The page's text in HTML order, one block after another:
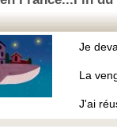
Je
La
J'ai